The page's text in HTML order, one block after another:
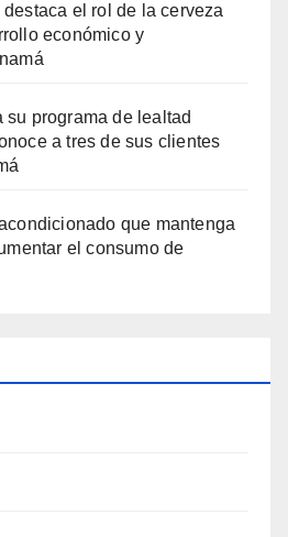
el rol de la cerveza
económico y
programa de lealtad
a tres de sus clientes
que mantenga
el consumo de